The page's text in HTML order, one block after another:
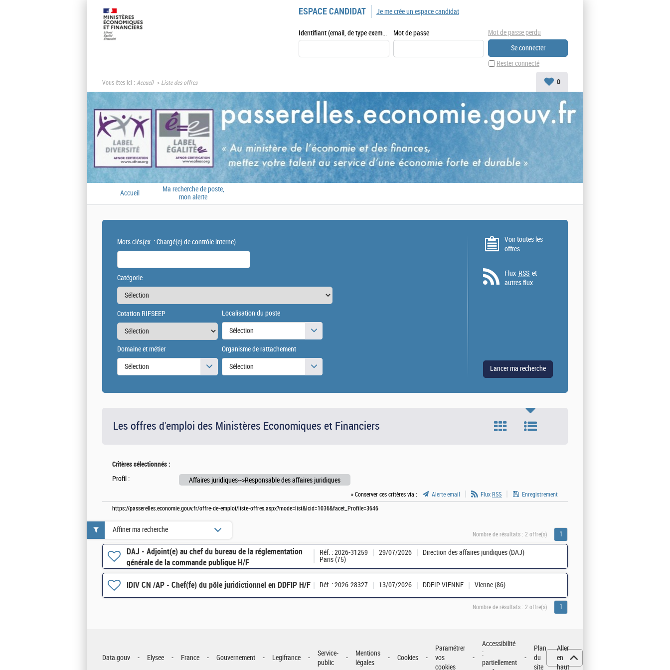
ESPACE CANDIDAT
Identifiant (email, de type exemple@exemple.fr) Mot de passe
Rester connecté
Mot de passe perdu
Je me crée un espace candidat
Vous êtes ici : Accueil Liste des offres 0
Accueil
Ma recherche de poste,
mon alerte
Mots clés(ex. : Chargé(e) de contrôle interne)
Catégorie
Cotation RIFSEEP Localisation du poste
Sélection
Domaine et métier
Sélection
Organisme de rattachement
Sélection
Voir toutes les
offres
Flux RSS et
autres flux
Les offres d'emploi des Ministères Economiques et Financiers
Critères sélectionnés :
Profil : Affaires juridiques-->Responsable des affaires juridiques
» Conserver ces critères via : Alerte email Flux RSS
Enregistrement
https://passerelles.economie.gouv.fr/offre-de-emploi/liste-offres.aspx?mode=list&lcid=1036&facet_Profile=3646
Nombre de résultats : 2 offre(s) 1
DAJ - Adjoint(e) au chef du bureau de la réglementation
générale de la commande publique H/F
Réf. : 2026-31259 29/07/2026
Direction des affaires juridiques (DAJ)
Paris (75)
IDIV CN /AP - Chef(fe) du pôle juridictionnel en DDFIP H/F Réf. : 2026-28327 13/07/2026 DDFIP VIENNE Vienne (86)
Affiner ma recherche
Nombre de résultats : 2 offre(s) 1
Data.gouv Elysee France Gouvernement Legifrance
Service-
public
Mentions
légales
Cookies
Paramétrer
vos
cookies
Accessibilité
:
partiellement
Plan
du
site
Aller
en
haut